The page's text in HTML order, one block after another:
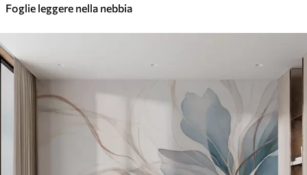
Foglie leggere nella nebbia